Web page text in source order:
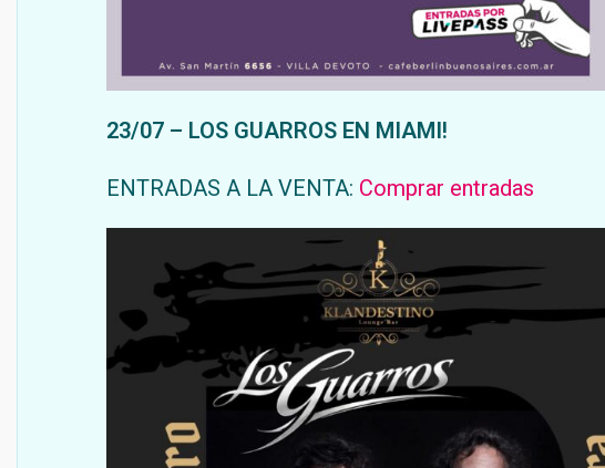
23/07 – LOS GUARROS EN MIAMI!
ENTRADAS A LA VENTA: Comprar entradas